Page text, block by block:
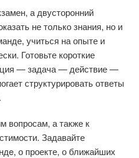
а двусторонний
не только знания, но и
учиться на опыте и
Готовьте короткие
— задача — действие —
структурировать ответы
вопросам, а также к
Задавайте
о проекте, о ближайших